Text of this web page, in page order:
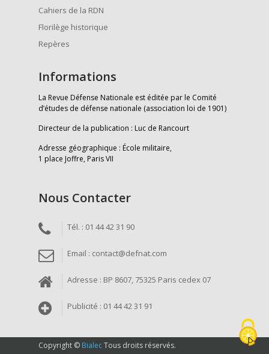
Cahiers de la RDN
Florilège historique
Repères
Informations
La Revue Défense Nationale est éditée par le Comité
d’études de défense nationale (association loi de 1901)
Directeur de la publication : Luc de Rancourt
Adresse géographique : École militaire,
1 place Joffre, Paris VII
Nous Contacter
Tél. : 01 44 42 31 90
Email : contact@defnat.com
Adresse : BP 8607, 75325 Paris cedex 07
Publicité : 01 44 42 31 91
Copyright © BialecTous droits réservés.